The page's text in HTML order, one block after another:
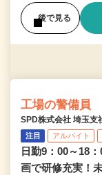
後で見る
工場の警備員
SPD株式会社 埼玉支
注目 アルバイト
日勤9：00～18
画で研修充実！